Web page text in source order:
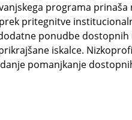
programa
pritegnitve
ponudbe
iskalce.
pomanjkanje